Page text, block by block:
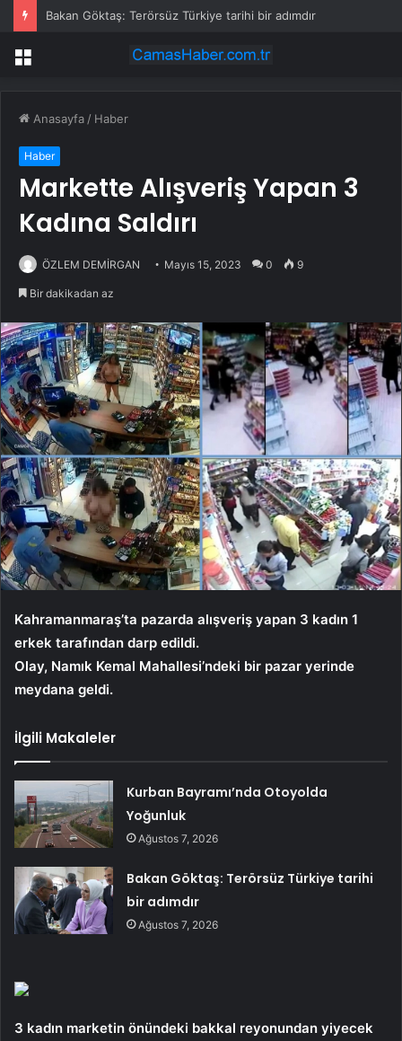
Bakan Göktaş: Terörsüz Türkiye tarihi bir adımdır
Menü
Anasayfa / Haber
Haber
Markette Alışveriş Yapan 3
Kadına Saldırı
ÖZLEM DEMİRGAN Mayıs 15, 2023 0 9
Bir dakikadan az
Kahramanmaraş’ta pazarda alışveriş yapan 3 kadın 1
erkek tarafından darp edildi.
Olay, Namık Kemal Mahallesi’ndeki bir pazar yerinde
meydana geldi.
İlgili Makaleler
Kurban Bayramı’nda Otoyolda
Yoğunluk
Ağustos 7, 2026
Bakan Göktaş: Terörsüz Türkiye tarihi
bir adımdır
Ağustos 7, 2026
3 kadın marketin önündeki bakkal reyonundan yiyecek